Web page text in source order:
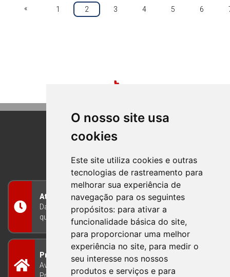
O nosso site usa
cookies
Este site utiliza cookies e outras
tecnologias de rastreamento para
melhorar sua experiência de
navegação para os seguintes
propósitos: para ativar a
funcionalidade básica do site,
para proporcionar uma melhor
experiência no site, para medir o
seu interesse nos nossos
produtos e serviços e para
« 1 2 3 4 5 6
BOM PRINCIPIO
RIO GRANDE DO SUL
Atendimento
Das 8h às 12h e das 13h às 17h30, de segunda a
quinta-feira, e nas sextas-feiras das 7h às 13h
Prefeitura Municipal
Avenida Guilherme Winter 65 - Centro Bom